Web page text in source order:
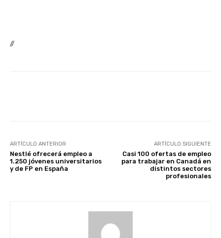
//
ARTÍCULO ANTERIOR
Nestlé ofrecerá empleo a
1.250 jóvenes universitarios
y de FP en España
ARTÍCULO SIGUIENTE
Casi 100 ofertas de empleo
para trabajar en Canadá en
distintos sectores
profesionales